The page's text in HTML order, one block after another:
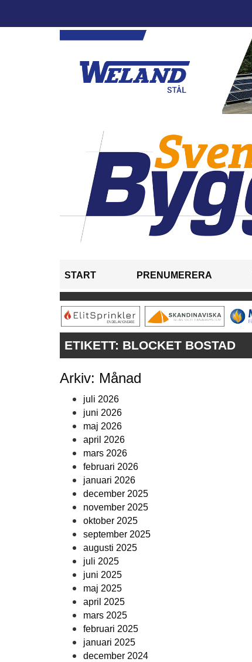
START PRENUMERERA
ETIKETT: BLOCKET BOSTAD
Arkiv: Månad
juli 2026
juni 2026
maj 2026
april 2026
mars 2026
februari 2026
januari 2026
december 2025
november 2025
oktober 2025
september 2025
augusti 2025
juli 2025
juni 2025
maj 2025
april 2025
mars 2025
februari 2025
januari 2025
december 2024